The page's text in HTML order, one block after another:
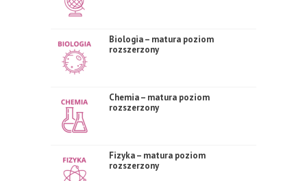
Biologia – matura poziom
rozszerzony
Chemia – matura poziom
rozszerzony
Fizyka – matura poziom
rozszerzony